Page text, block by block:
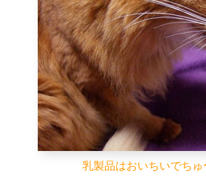
乳製品はおいちいでちゅ